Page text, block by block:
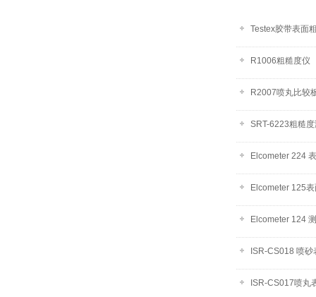
Testex胶带表面
R1006粗糙度仪
R2007喷丸比较
SRT-6223粗糙
Elcometer 224
Elcometer 125
Elcometer 124
ISR-CS018 喷
ISR-CS017喷丸